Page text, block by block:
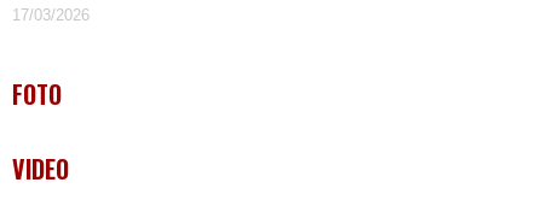
17/03/2026
FOTO
VIDEO